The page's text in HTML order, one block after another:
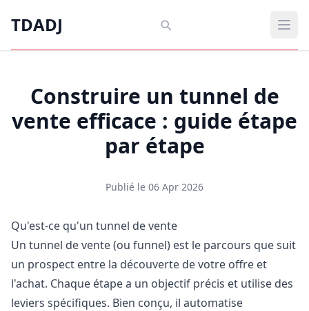
TDADJ
TDADJ
Construire un tunnel de
vente efficace : guide étape
par étape
Publié le 06 Apr 2026
Qu'est-ce qu'un tunnel de vente
Un tunnel de vente (ou funnel) est le parcours que suit
un prospect entre la découverte de votre offre et
l'achat. Chaque étape a un objectif précis et utilise des
leviers spécifiques. Bien conçu, il automatise